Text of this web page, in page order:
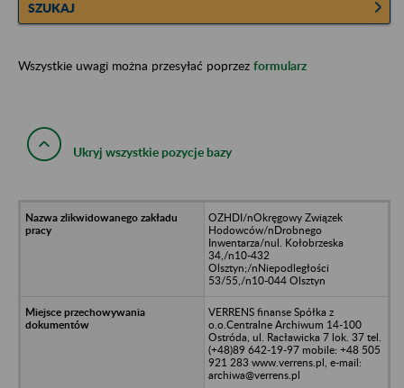
SZUKAJ
Wszystkie uwagi można przesyłać poprzez formularz
Ukryj wszystkie pozycje bazy
OZHDI/nOkręgowy Związek
Hodowców/nDrobnego
Inwentarza/nul. Kołobrzeska
34,/n10-432
Olsztyn;/nNiepodległości
53/55,/n10-044 Olsztyn
VERRENS finanse Spółka z
o.o.Centralne Archiwum 14-100
Ostróda, ul. Racławicka 7 lok. 37 tel.
(+48)89 642-19-97 mobile: +48 505
921 283 www.verrens.pl, e-mail:
archiwa@verrens.pl